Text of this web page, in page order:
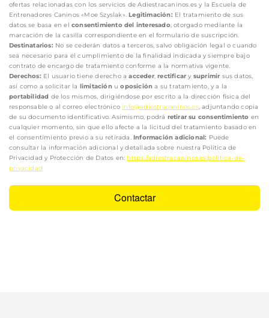
ofertas relacionadas con los servicios de Adiestracaninos.es y la Escuela de
Entrenadores Caninos «Moe Szyslak».Legitimación: El tratamiento de sus
datos se basa en el consentimiento del interesado, otorgado mediante la
marcación de la casilla correspondiente en el formulario de suscripción.
Destinatarios: No se cederán datos a terceros, salvo obligación legal o cuando
sea necesario para el cumplimiento de la finalidad indicada y siempre bajo
contrato de encargo de tratamiento conforme a la normativa vigente.
Derechos: El usuario tiene derecho aacceder,rectificar y suprimir sus datos,
así como a solicitar la limitaciónuoposición a su tratamiento, y a la
portabilidad de los mismos, dirigiéndose por escrito a la dirección física del
responsable o al correo electrónico info@adiestracaninos.es, adjuntando copia
de su documento identificativo. Asimismo, podrá retirar su consentimiento en
cualquier momento, sin que ello afecte a la licitud del tratamiento basado en
el consentimiento previo a su retirada. Información adicional: Puede
consultar la información adicional y detallada sobre nuestra Política de
Privacidad y Protección de Datos en: https://adiestracaninos.es/politica-de-
privacidad
Contactar